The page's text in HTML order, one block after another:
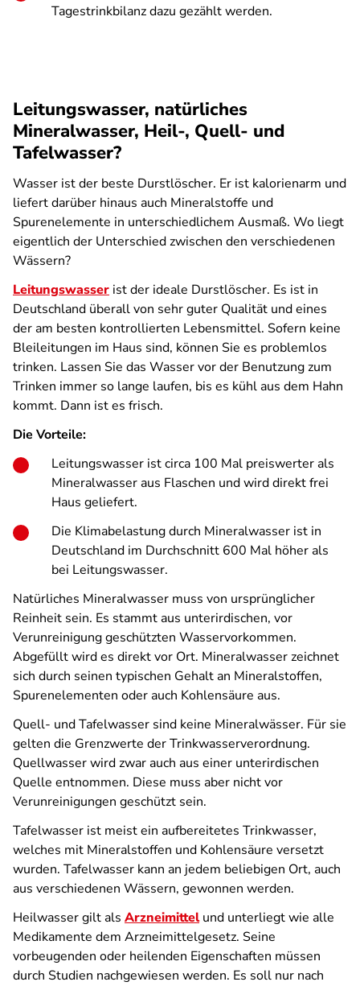
Tagestrinkbilanz dazu gezählt werden.
Leitungswasser, natürliches
Mineralwasser, Heil-, Quell- und
Tafelwasser?
Wasser ist der beste Durstlöscher. Er ist kalorienarm und
liefert darüber hinaus auch Mineralstoffe und
Spurenelemente in unterschiedlichem Ausmaß. Wo liegt
eigentlich der Unterschied zwischen den verschiedenen
Wässern?
Leitungswasser ist der ideale Durstlöscher. Es ist in
Deutschland überall von sehr guter Qualität und eines
der am besten kontrollierten Lebensmittel. Sofern keine
Bleileitungen im Haus sind, können Sie es problemlos
trinken. Lassen Sie das Wasser vor der Benutzung zum
Trinken immer so lange laufen, bis es kühl aus dem Hahn
kommt. Dann ist es frisch.
Die Vorteile:
Leitungswasser ist circa 100 Mal preiswerter als
Mineralwasser aus Flaschen und wird direkt frei
Haus geliefert.
Die Klimabelastung durch Mineralwasser ist in
Deutschland im Durchschnitt 600 Mal höher als
bei Leitungswasser.
Natürliches Mineralwasser muss von ursprünglicher
Reinheit sein. Es stammt aus unterirdischen, vor
Verunreinigung geschützten Wasservorkommen.
Abgefüllt wird es direkt vor Ort. Mineralwasser zeichnet
sich durch seinen typischen Gehalt an Mineralstoffen,
Spurenelementen oder auch Kohlensäure aus.
Quell- und Tafelwasser sind keine Mineralwässer. Für sie
gelten die Grenzwerte der Trinkwasserverordnung.
Quellwasser wird zwar auch aus einer unterirdischen
Quelle entnommen. Diese muss aber nicht vor
Verunreinigungen geschützt sein.
Tafelwasser ist meist ein aufbereitetes Trinkwasser,
welches mit Mineralstoffen und Kohlensäure versetzt
wurden. Tafelwasser kann an jedem beliebigen Ort, auch
aus verschiedenen Wässern, gewonnen werden.
Heilwasser gilt als Arzneimittelund unterliegt wie alle
Medikamente dem Arzneimittelgesetz. Seine
vorbeugenden oder heilenden Eigenschaften müssen
durch Studien nachgewiesen werden. Es soll nur nach